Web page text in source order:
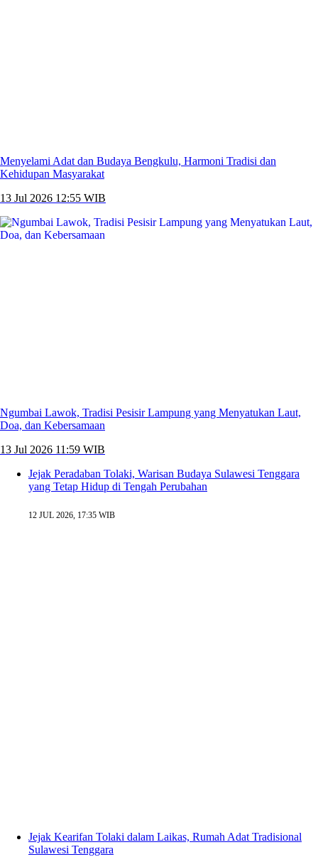
Menyelami Adat dan Budaya Bengkulu, Harmoni Tradisi dan
Kehidupan Masyarakat
13 Jul 2026 12:55 WIB
Ngumbai Lawok, Tradisi Pesisir Lampung yang Menyatukan Laut,
Doa, dan Kebersamaan
13 Jul 2026 11:59 WIB
Jejak Peradaban Tolaki, Warisan Budaya Sulawesi Tenggara
yang Tetap Hidup di Tengah Perubahan
12 JUL 2026, 17:35 WIB
Jejak Kearifan Tolaki dalam Laikas, Rumah Adat Tradisional
Sulawesi Tenggara